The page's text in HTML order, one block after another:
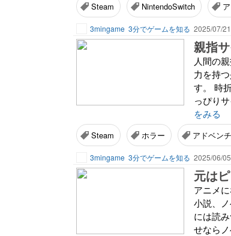
Steam NintendoSwitch
3mingame 3分でゲームを知る 2025/07/
人間の
力を持
す。 時
っぴり
をみる
Steam ホラー アドベン
3mingame 3分でゲームを知る 2025/06/
元は
アニメ
小説、
には読
せなら